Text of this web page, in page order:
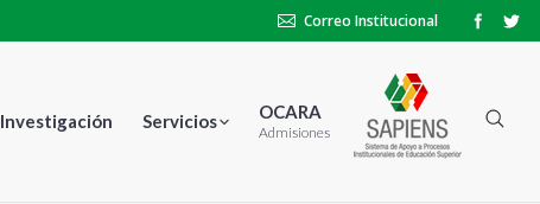
Correo Institucional
Investigación Servicios OCARA
Admisiones